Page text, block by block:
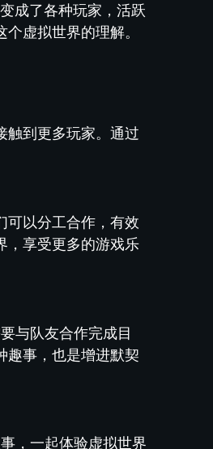
成了各种玩家，活跃
虚拟世界的理解。
触到更多玩家。通过
可以分工合作，有效
，享受更多的游戏乐
与队友合作完成目
趣事，也是增进默契
，一起体验虚拟世界